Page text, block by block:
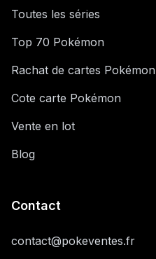
Toutes les séries
Top 70 Pokémon
Rachat de cartes Pokémon
Cote carte Pokémon
Vente en lot
Blog
Contact
contact@pokeventes.fr